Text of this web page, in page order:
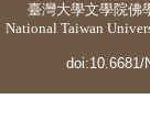
臺灣大學文學院佛
National Taiwan
doi:10.6681/